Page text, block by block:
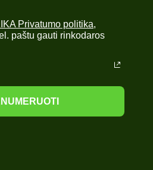
Privatumo politika,
paštu gauti rinkodaros